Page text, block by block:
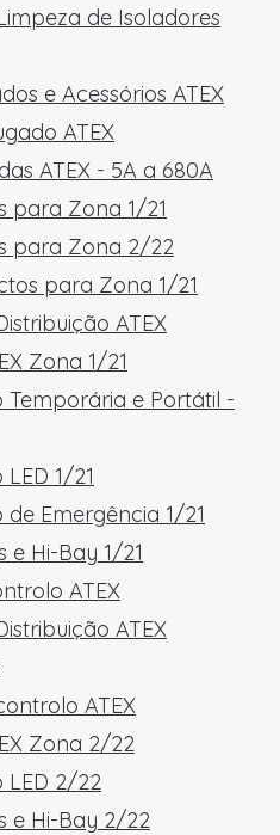
de Isoladores
e Acessórios ATEX
ATEX
ATEX - 5A a 680A
para Zona 1/21
para Zona 2/22
para Zona 1/21
ATEX
Zona 1/21
Temporária e Portátil -
1/21
Emergência 1/21
e Hi-Bay 1/21
ATEX
ATEX
ATEX
Zona 2/22
LED 2/22
e Hi-Bay 2/22